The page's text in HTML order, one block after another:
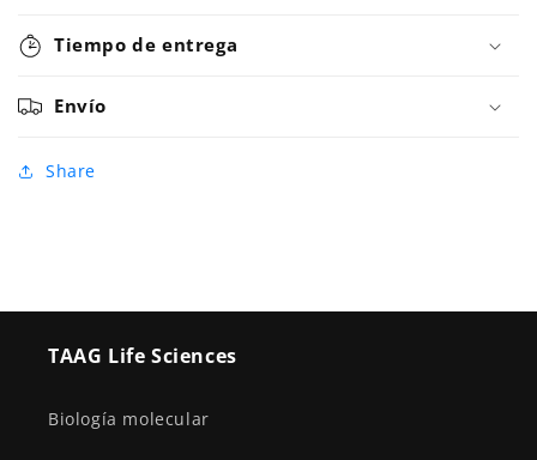
Tiempo de entrega
Envío
Share
TAAG Life Sciences
Biología molecular